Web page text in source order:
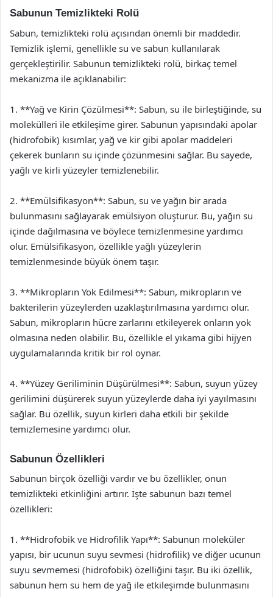
Sabunun Temizlikteki Rolü
Sabun, temizlikteki rolü açısından önemli bir maddedir.
Temizlik işlemi, genellikle su ve sabun kullanılarak
gerçekleştirilir. Sabunun temizlikteki rolü, birkaç temel
mekanizma ile açıklanabilir:
1. **Yağ ve Kirin Çözülmesi**: Sabun, su ile birleştiğinde, su
molekülleri ile etkileşime girer. Sabunun yapısındaki apolar
(hidrofobik) kısımlar, yağ ve kir gibi apolar maddeleri
çekerek bunların su içinde çözünmesini sağlar. Bu sayede,
yağlı ve kirli yüzeyler temizlenebilir.
2. **Emülsifikasyon**: Sabun, su ve yağın bir arada
bulunmasını sağlayarak emülsiyon oluşturur. Bu, yağın su
içinde dağılmasına ve böylece temizlenmesine yardımcı
olur. Emülsifikasyon, özellikle yağlı yüzeylerin
temizlenmesinde büyük önem taşır.
3. **Mikropların Yok Edilmesi**: Sabun, mikropların ve
bakterilerin yüzeylerden uzaklaştırılmasına yardımcı olur.
Sabun, mikropların hücre zarlarını etkileyerek onların yok
olmasına neden olabilir. Bu, özellikle el yıkama gibi hijyen
uygulamalarında kritik bir rol oynar.
4. **Yüzey Geriliminin Düşürülmesi**: Sabun, suyun yüzey
gerilimini düşürerek suyun yüzeylerde daha iyi yayılmasını
sağlar. Bu özellik, suyun kirleri daha etkili bir şekilde
temizlemesine yardımcı olur.
Sabunun Özellikleri
Sabunun birçok özelliği vardır ve bu özellikler, onun
temizlikteki etkinliğini artırır. İşte sabunun bazı temel
özellikleri:
1. **Hidrofobik ve Hidrofilik Yapı**: Sabunun moleküler
yapısı, bir ucunun suyu sevmesi (hidrofilik) ve diğer ucunun
suyu sevmemesi (hidrofobik) özelliğini taşır. Bu iki özellik,
sabunun hem su hem de yağ ile etkileşimde bulunmasını